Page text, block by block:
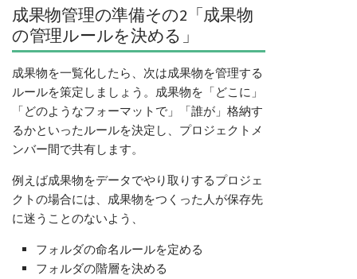
成果物管理の準備その2「成果物
の管理ルールを決める」
成果物を一覧化したら、次は成果物を管理する
ルールを策定しましょう。成果物を「どこに」
「どのようなフォーマットで」「誰が」格納す
るかといったルールを決定し、プロジェクトメ
ンバー間で共有します。
例えば成果物をデータでやり取りするプロジェ
クトの場合には、成果物をつくった人が保存先
に迷うことのないよう、
フォルダの命名ルールを定める
フォルダの階層を決める